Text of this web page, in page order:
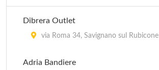
Dibrera Outlet
via Roma 34, Savignano sul Rubicone
Adria Bandiere